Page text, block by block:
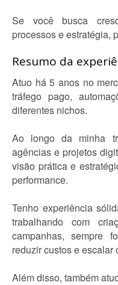
Se você busca
processos e estratégia,
Resumo da
Atuo há 5 anos no
tráfego pago,
diferentes nichos.
Ao longo da minha
agências e projetos
visão prática e
performance.
Tenho experiência
trabalhando com
campanhas, sempre
reduzir custos e escalar
Além disso, também